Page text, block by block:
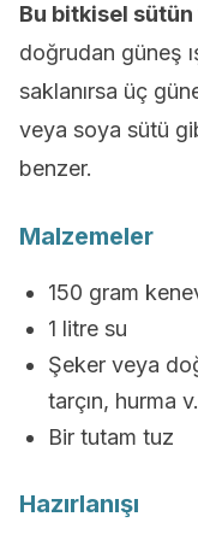
Bu bitkisel sütün
doğrudan güneş
saklanırsa üç
veya soya sütü
benzer.
Malzemeler
150 gram
1 litre su
Şeker veya
tarçın, hurma
Bir tutam tuz
Hazırlanışı